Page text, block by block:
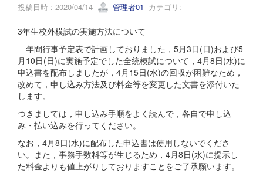
投稿日時 : 2020/04/14 管理者01 カテゴリ:
3年生校外模試の実施方法について
年間行事予定表で計画しておりました，5月3日(日)および5
月10日(日)に実施予定でした全統模試について，4月8日(水)に
申込書を配布しましたが，4月15日(水)の回収が困難なため，
改めて，申し込み方法及び料金等を変更した文書を添付いた
します。
つきましては，申し込み手順をよく読んで，各自で申し込
み・払い込みを行ってください。
なお，4月8日(水)に配布した申込書は使用しないでくださ
い。また，事務手数料等が生じるため，4月8日(水)に提示し
た料金よりも値上がりしておりますことをご了承願います。